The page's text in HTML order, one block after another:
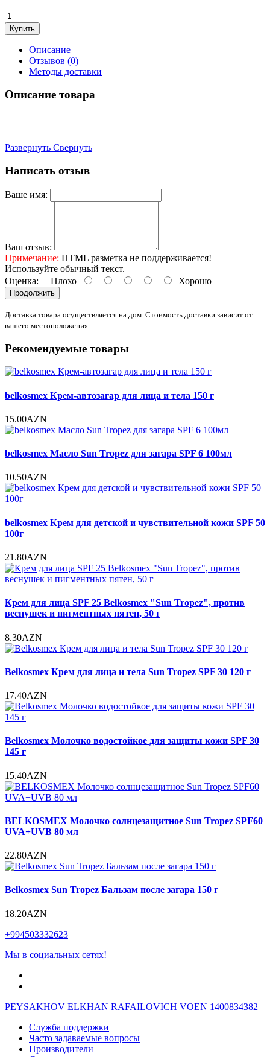
Описание
Отзывов (0)
Методы доставки
Описание товара
Развернуть Свернуть
Написать отзыв
Ваше имя:
Ваш отзыв:
Примечание: HTML разметка не поддерживается!
Используйте обычный текст.
Оценка: Плохо Хорошо
Продолжить
Доставка товара осуществляется на дом. Стоимость доставки зависит от
вашего местоположения.
Рекомендуемые товары
belkosmex Крем-автозагар для лица и тела 150 г
15.00AZN
belkosmex Масло Sun Tropez для загара SPF 6 100мл
10.50AZN
belkosmex Крем для детской и чувствительной кожи SPF 50
100г
21.80AZN
Крем для лица SPF 25 Belkosmex "Sun Tropez", против
веснушек и пигментных пятен, 50 г
8.30AZN
Belkosmex Крем для лица и тела Sun Tropez SPF 30 120 г
17.40AZN
Belkosmex Молочко водостойкое для защиты кожи SPF 30
145 г
15.40AZN
BELKOSMEX Молочко солнцезащитное Sun Tropez SPF60
UVA+UVB 80 мл
22.80AZN
Belkosmex Sun Tropez Бальзам после загара 150 г
18.20AZN
+994503332623
Мы в социальных сетях!
PEYSAKHOV ELKHAN RAFAILOVICH VOEN 1400834382
Служба поддержки
Часто задаваемые вопросы
Производители